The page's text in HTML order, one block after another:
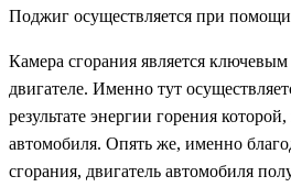
Поджиг осуществляется при помощи
Камера сгорания является
двигателе. Именно тут
результате энергии горения
автомобиля. Опять же, именно
сгорания, двигатель автомобиля